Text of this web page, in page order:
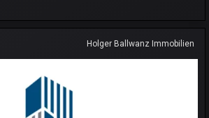
Holger Ballwanz Immobilien